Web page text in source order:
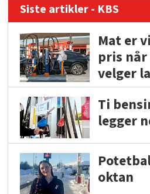
Siste artikler - KBS
Mat er
pris
velger
Ti
legger
oktan